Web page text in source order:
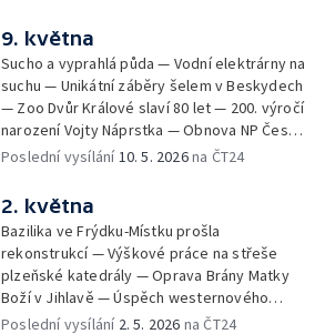
rybářské škole
9. května
Sucho a vyprahlá půda — Vodní elektrárny na
suchu — Unikátní záběry šelem v Beskydech
— Zoo Dvůr Králové slaví 80 let — 200. výročí
narození Vojty Náprstka — Obnova NP České
Švýcarsko po požáru — Rychlejší opravy
betonovým vejcem v Plzni — Spory o
výtvarná díla s politickým pozadím — Letní
sezona na horách a v kempech —
Povstalecké velitelství Velké Prahy Bartoš
Poslední vysílání 10. 5. 2026na ČT24
2. května
Bazilika ve Frýdku-Místku prošla
rekonstrukcí — Výškové práce na střeše
plzeňské katedrály — Oprava Brány Matky
Boží v Jihlavě — Úspěch westernového
jezdce z Kobylí — Příběh japonské hraběnky
Poslední vysílání 2. 5. 2026 na ČT24